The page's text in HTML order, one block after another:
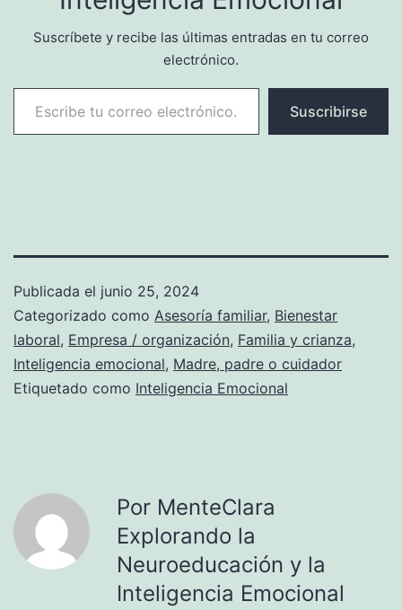
Suscríbete y recibe las últimas entradas en tu correo
electrónico.
Escribe tu correo electrónico…
Suscribirse
Publicada el junio 25, 2024
Categorizado como Asesoría familiar, Bienestar
laboral, Empresa / organización, Familia y crianza,
Inteligencia emocional, Madre, padre o cuidador
Etiquetado como Inteligencia Emocional
Por MenteClara
Explorando la
Neuroeducación y la
Inteligencia Emocional